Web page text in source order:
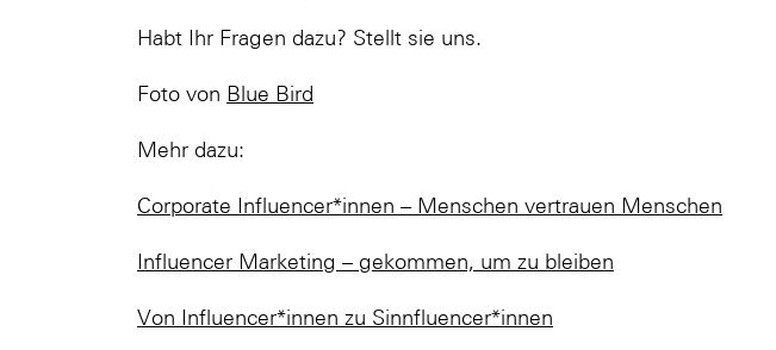
Habt Ihr Fragen dazu? Stellt sie uns.
Foto von Blue Bird
Mehr dazu:
Corporate Influencer*innen – Menschen vertrauen Menschen
Influencer Marketing – gekommen, um zu bleiben
Von Influencer*innen zu Sinnfluencer*innen